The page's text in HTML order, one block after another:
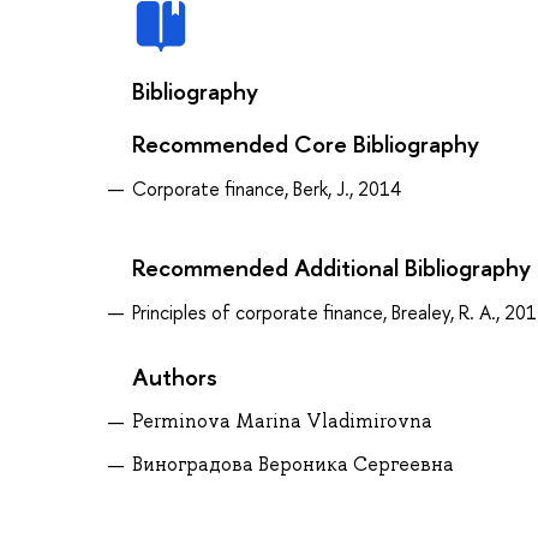
Bibliography
Recommended Core Bibliography
Corporate finance, Berk, J., 2014
Recommended Additional Bibliography
Principles of corporate finance, Brealey, R. A.,
Authors
Perminova Marina Vladimirovna
Виноградова Вероника Сергеевна